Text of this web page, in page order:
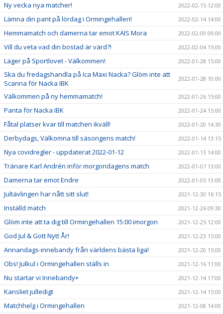
Ny vecka nya matcher! 2022-02-15 12:00
Lämna din pant på lördag i Ormingehallen! 2022-02-14 14:00
Hemmamatch och damerna tar emot KAIS Mora 2022-02-09 09:00
Vill du veta vad din bostad är värd?! 2022-02-04 15:00
Läger på Sportlovet - Välkommen! 2022-01-28 15:00
Ska du fredagshandla på Ica Maxi Nacka? Glöm inte att
Scanna för Nacka IBK
2022-01-28 10:00
Välkommen på ny hemmamatch! 2022-01-26 15:00
Panta för Nacka IBK 2022-01-24 15:00
Fåtal platser kvar till matchen ikväll! 2022-01-20 14:30
Derbydags, Välkomna till säsongens match! 2022-01-14 13:15
Nya covidregler - uppdaterat 2022-01-12 2022-01-13 14:00
Tränare Karl Andrén inför morgondagens match 2022-01-07 13:00
Damerna tar emot Endre 2022-01-05 13:00
Jultävlingen har nått sitt slut! 2021-12-30 16:15
Inställd match 2021-12-26 09:30
Glöm inte att ta dig till Ormingehallen 15:00 imorgon 2021-12-25 12:00
God Jul & Gott Nytt År! 2021-12-23 15:00
Annandags-innebandy från världens bästa liga! 2021-12-20 15:00
Obs! Julkul i Ormingehallen ställs in 2021-12-16 11:00
Nu startar vi Innebandy+ 2021-12-14 17:00
Kansliet julledigt 2021-12-14 15:00
Matchhelg i Ormingehallen 2021-12-08 14:00